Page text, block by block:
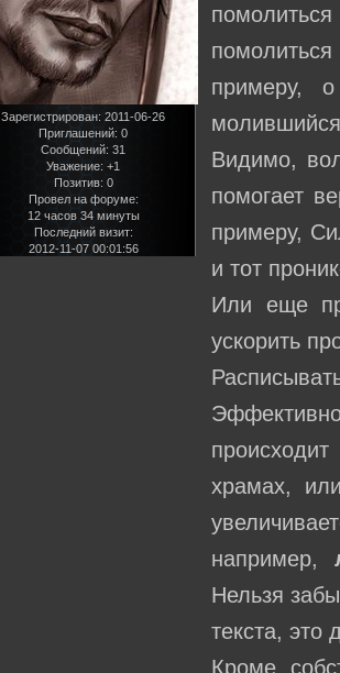
Зарегистрирован: 2011-06-26
Приглашений: 0
Сообщений: 31
Уважение: +1
Позитив: 0
Провел на форуме:
12 часов 34 минуты
Последний визит:
2012-11-07 00:01:56
примеру,
Видимо,
помогает
примеру,
и тот
Или еще
ускорить
храмах,
например,
Нельзя
текста, это
Кроме